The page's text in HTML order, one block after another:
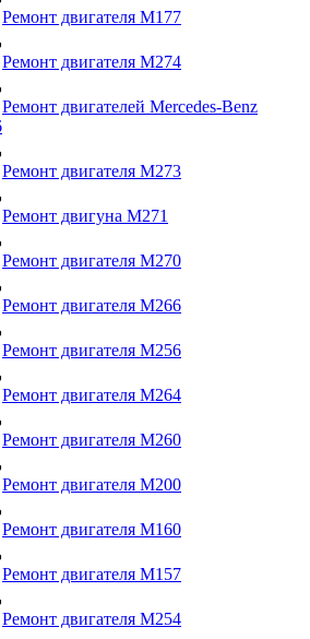
Ремонт двигателя М177
Ремонт двигателя М274
Ремонт двигателей Mercedes-Benz
Ремонт двигателя М273
Ремонт двигуна М271
Ремонт двигателя М270
Ремонт двигателя М266
Ремонт двигателя М256
Ремонт двигателя М264
Ремонт двигателя М260
Ремонт двигателя M200
Ремонт двигателя М160
Ремонт двигателя М157
Ремонт двигателя М254